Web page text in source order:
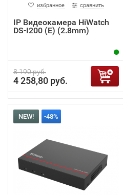
избранное сравнить
IP Видеокамера HiWatch
DS-I200 (E) (2.8mm)
8 190 руб.
4 258,80 руб.
NEW! -48%